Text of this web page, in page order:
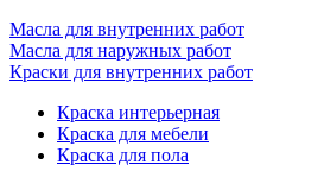
Масла для внутренних работ
Масла для наружных работ
Краски для внутренних работ
Краска интерьерная
Краска для мебели
Краска для пола